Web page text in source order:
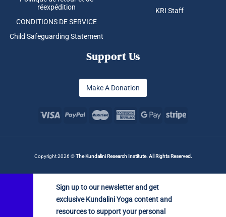
réexpédition
CONDITIONS DE SERVICE
Child Safeguarding Statement
KRI Staff
Support Us
Make A Donation
Copyright 2026 ©The Kundalini Research Institute. All Rights Reserved.
Sign up to our newsletter and get
exclusive Kundalini Yoga content and
resources to support your personal